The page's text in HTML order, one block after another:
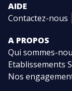
AIDE
Contactez-nous
A PROPOS
Qui sommes-
Etablissements
Nos